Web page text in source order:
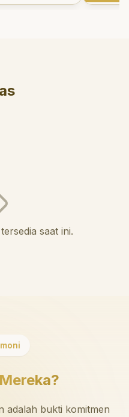
saat ini.
Mereka?
adalah bukti komitmen